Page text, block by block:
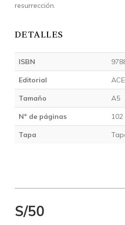
resurrección.
DETALLES
ISBN
Editorial
Tamaño A5
Nº de páginas 102
Tapa
S/50